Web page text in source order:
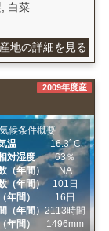
白菜
地の詳細を見る
2009年度産
気候条件概要
温
16.3ﾟC
対湿度
63％
（年間）
NA
（年間）
101日
年間）
16日
（年間）2113時間
年間）
1496mm